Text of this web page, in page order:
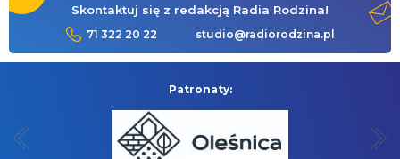
Skontaktuj się z redakcją Radia Rodzina!
71 322 20 22 studio@radiorodzina.pl
Patronaty: